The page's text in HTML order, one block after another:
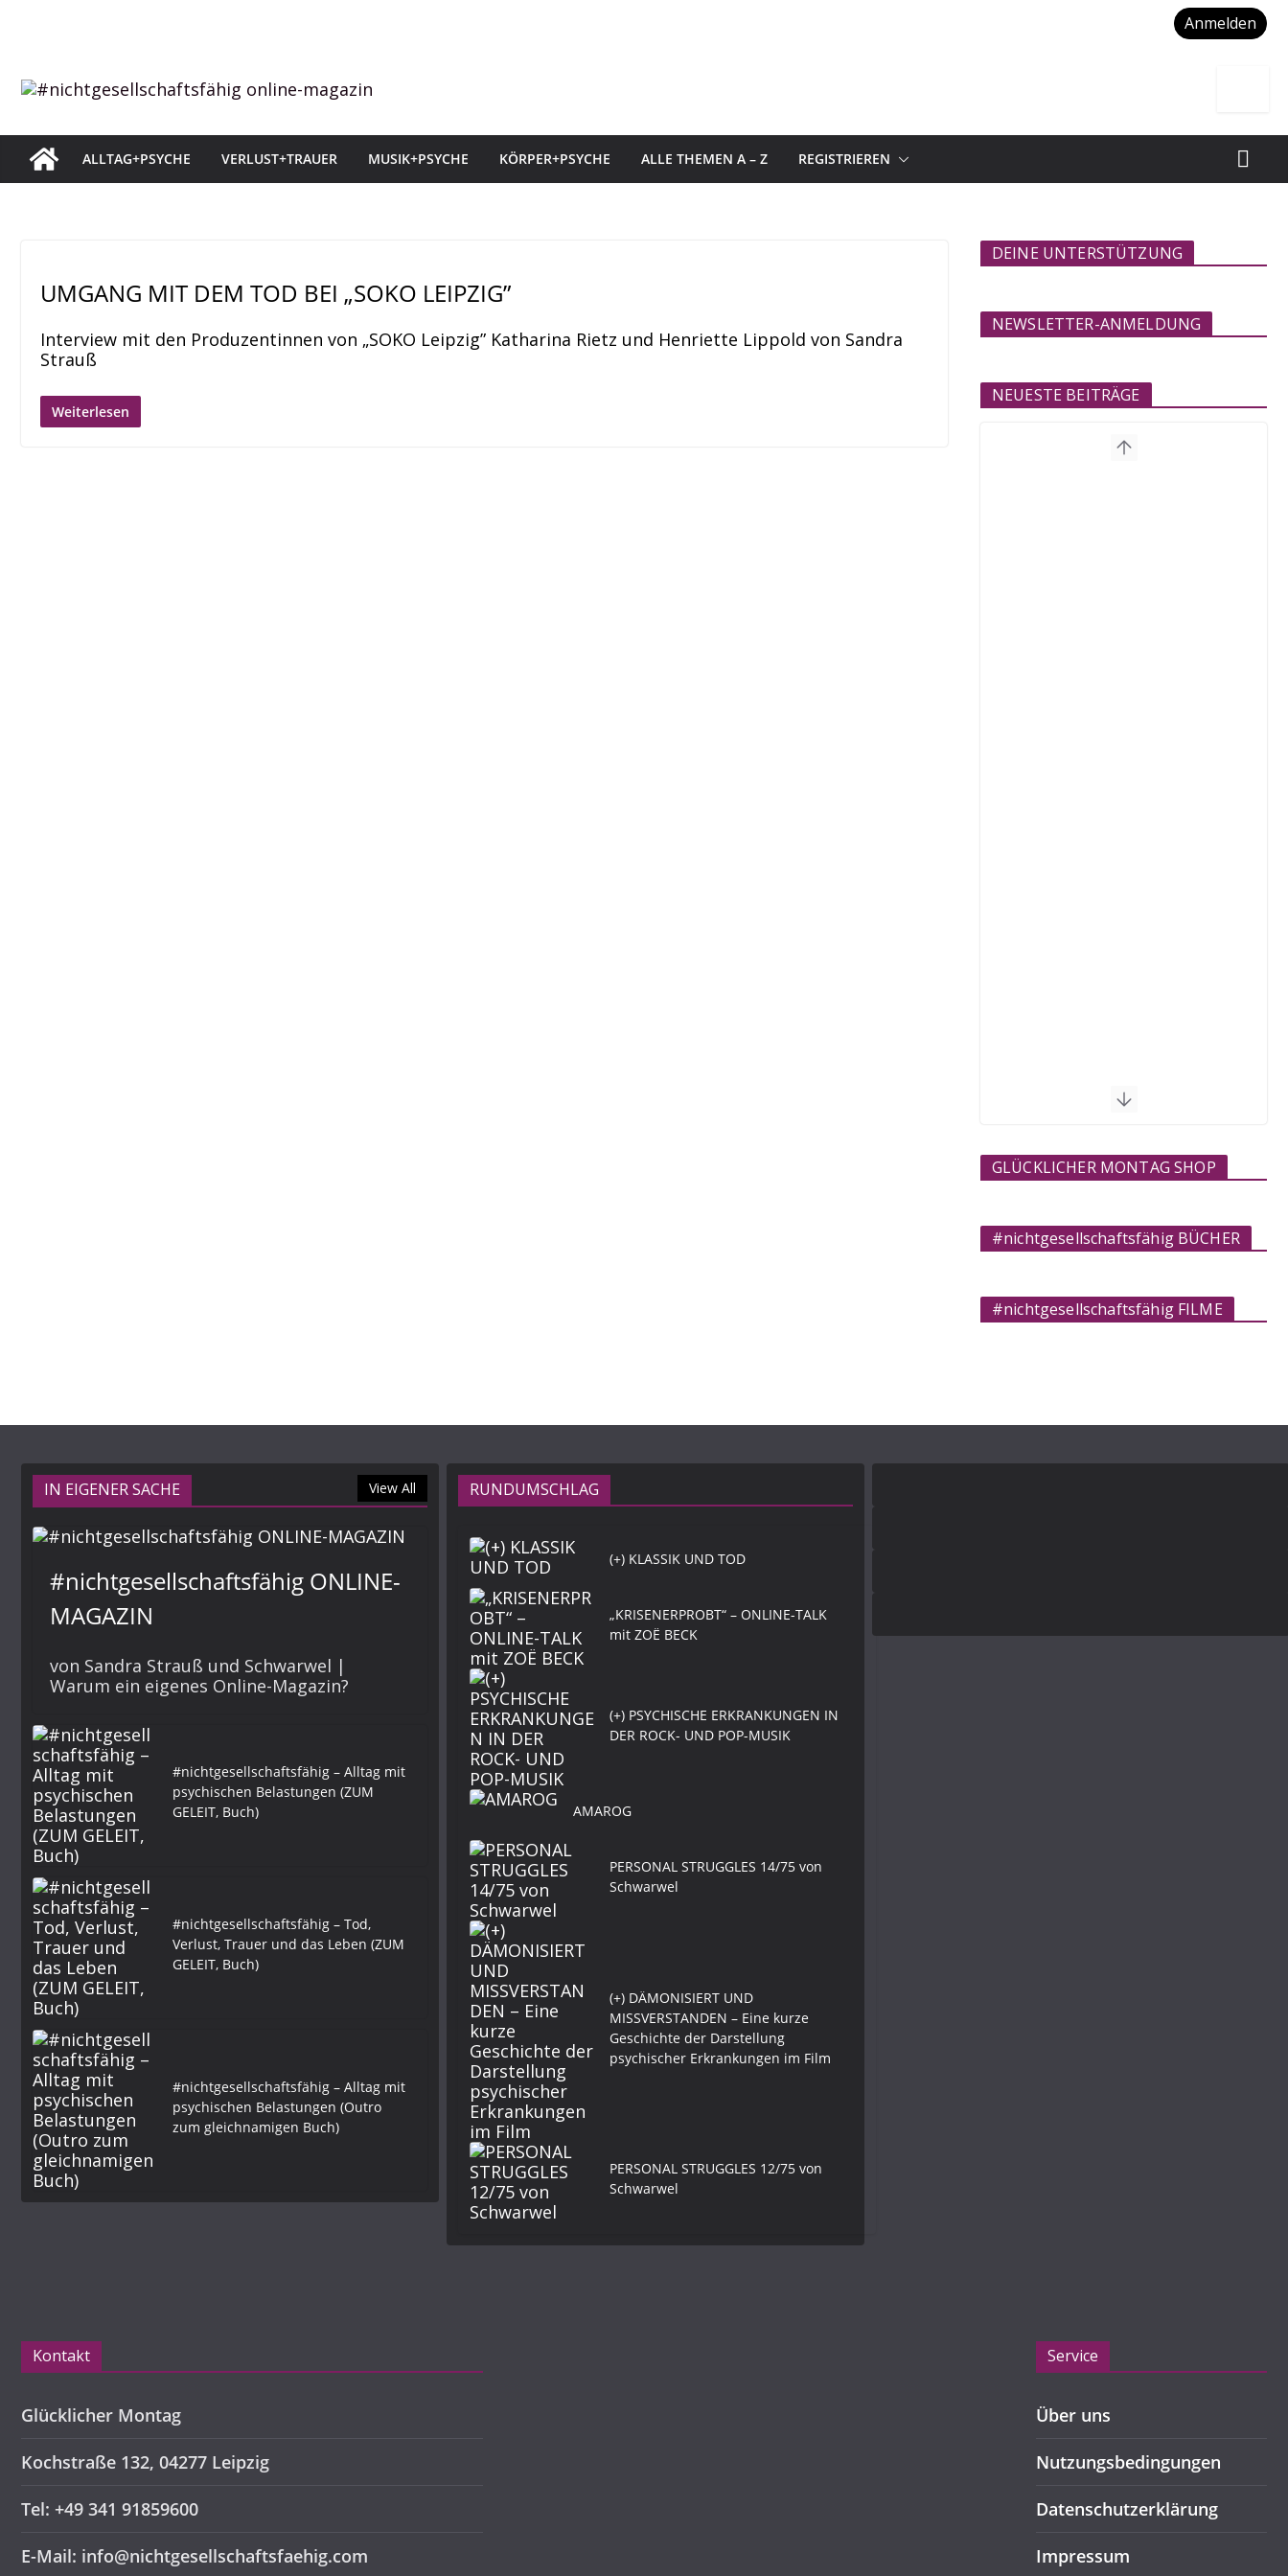
Anmelden
ALLTAG+PSYCHE VERLUST+TRAUER MUSIK+PSYCHE KÖRPER+PSYCHE ALLE THEMEN A – Z REGISTRIEREN
UMGANG MIT DEM TOD BEI „SOKO LEIPZIG”
Interview mit den Produzentinnen von „SOKO Leipzig” Katharina Rietz und Henriette Lippold von Sandra
Strauß
Weiterlesen
DEINE UNTERSTÜTZUNG
NEWSLETTER-ANMELDUNG
NEUESTE BEITRÄGE
GLÜCKLICHER MONTAG SHOP
#nichtgesellschaftsfähig BÜCHER
#nichtgesellschaftsfähig FILME
IN EIGENER SACHE View All
#nichtgesellschaftsfähig ONLINE-
MAGAZIN
von Sandra Strauß und Schwarwel |
Warum ein eigenes Online-Magazin?
#nichtgesellschaftsfähig – Alltag mit
psychischen Belastungen (ZUM
GELEIT, Buch)
#nichtgesellschaftsfähig – Tod,
Verlust, Trauer und das Leben (ZUM
GELEIT, Buch)
#nichtgesellschaftsfähig – Alltag mit
psychischen Belastungen (Outro
zum gleichnamigen Buch)
RUNDUMSCHLAG
(+) KLASSIK UND TOD
„KRISENERPROBT“ – ONLINE-TALK
mit ZOË BECK
(+) PSYCHISCHE ERKRANKUNGEN IN
DER ROCK- UND POP-MUSIK
AMAROG
PERSONAL STRUGGLES 14/75 von
Schwarwel
(+) DÄMONISIERT UND
MISSVERSTANDEN – Eine kurze
Geschichte der Darstellung
psychischer Erkrankungen im Film
PERSONAL STRUGGLES 12/75 von
Schwarwel
Kontakt
Glücklicher Montag
Kochstraße 132, 04277 Leipzig
Tel: +49 341 91859600
E-Mail: info@nichtgesellschaftsfaehig.com
Service
Über uns
Nutzungsbedingungen
Datenschutzerklärung
Impressum